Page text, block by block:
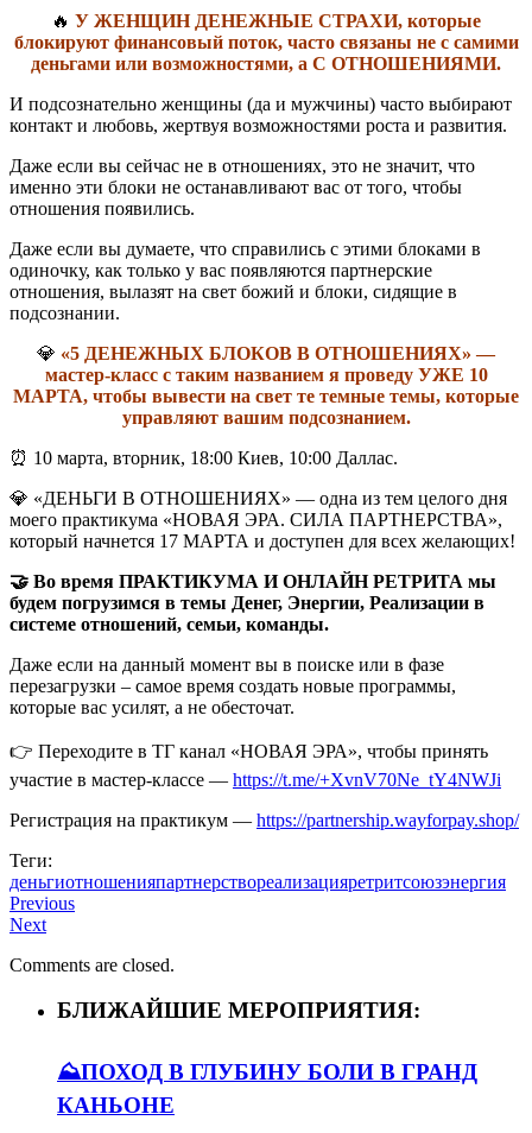
🔥 У ЖЕНЩИН ДЕНЕЖНЫЕ СТРАХИ, которые
блокируют финансовый поток, часто связаны не с самими
деньгами или возможностями, а С ОТНОШЕНИЯМИ.
И подсознательно женщины (да и мужчины) часто выбирают
контакт и любовь, жертвуя возможностями роста и развития.
Даже если вы сейчас не в отношениях, это не значит, что
именно эти блоки не останавливают вас от того, чтобы
отношения появились.
Даже если вы думаете, что справились с этими блоками в
одиночку, как только у вас появляются партнерские
отношения, вылазят на свет божий и блоки, сидящие в
подсознании.
💎 «5 ДЕНЕЖНЫХ БЛОКОВ В ОТНОШЕНИЯХ» —
мастер-класс с таким названием я проведу УЖЕ 10
МАРТА, чтобы вывести на свет те темные темы, которые
управляют вашим подсознанием.
⏰ 10 марта, вторник, 18:00 Киев, 10:00 Даллас.
💎 «ДЕНЬГИ В ОТНОШЕНИЯХ» — одна из тем целого дня
моего практикума «НОВАЯ ЭРА. СИЛА ПАРТНЕРСТВА»,
который начнется 17 МАРТА и доступен для всех желающих!
🤝 Во время ПРАКТИКУМА И ОНЛАЙН РЕТРИТА мы
будем погрузимся в темы Денег, Энергии, Реализации в
системе отношений, семьи, команды.
Даже если на данный момент вы в поиске или в фазе
перезагрузки – самое время создать новые программы,
которые вас усилят, а не обесточат.
👉 Переходите в ТГ канал «НОВАЯ ЭРА», чтобы принять
участие в мастер-классе — https://t.me/+XvnV70Ne_tY4NWJi
Регистрация на практикум — https://partnership.wayforpay.shop/
Теги:
деньгиотношенияпартнерствореализацияретритсоюзэнергия
Previous
Next
Comments are closed.
БЛИЖАЙШИЕ МЕРОПРИЯТИЯ:
⛰️ПОХОД В ГЛУБИНУ БОЛИ В ГРАНД
КАНЬОНЕ